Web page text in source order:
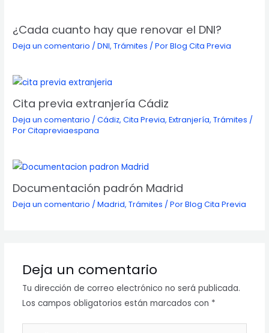
¿Cada cuanto hay que renovar el DNI?
Deja un comentario /DNI,Trámites / PorBlog Cita Previa
Cita previa extranjería Cádiz
Deja un comentario /Cádiz,Cita Previa,Extranjería,Trámites /
PorCitapreviaespana
Documentación padrón Madrid
Deja un comentario /Madrid,Trámites / PorBlog Cita Previa
Deja un comentario
Tu dirección de correo electrónico no será publicada.
Los campos obligatorios están marcados con *